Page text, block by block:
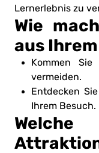
Lernerlebnis zu
Wie
aus
Kommen
vermeiden.
Entdecken
Ihrem Besuch.